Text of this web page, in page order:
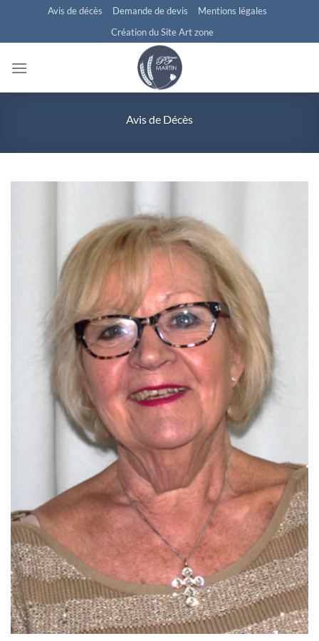
contenu
Avis de décès Demande de devis
Mentions légales
Création du Site Art zone
Avis de Décès